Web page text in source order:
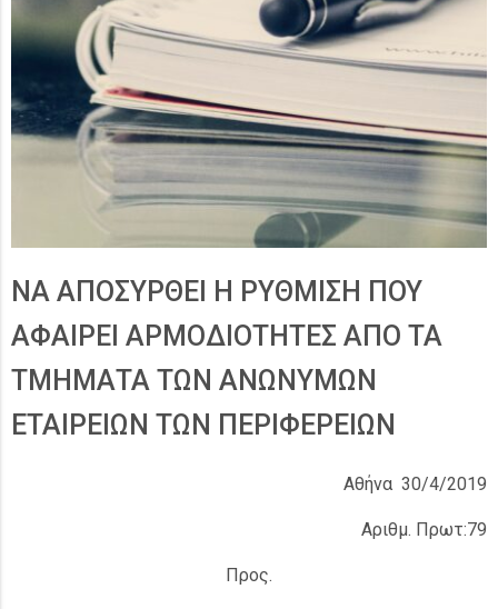
ΝΑ ΑΠΟΣΥΡΘΕΙ Η ΡΥΘΜΙΣΗ ΠΟΥ
ΑΦΑΙΡΕΙ ΑΡΜΟΔΙΟΤΗΤΕΣ ΑΠΟ ΤΑ
ΤΜΗΜΑΤΑ ΤΩΝ ΑΝΩΝΥΜΩΝ
ΕΤΑΙΡΕΙΩΝ ΤΩΝ ΠΕΡΙΦΕΡΕΙΩΝ
Αθήνα 30/4/2019
Αριθμ. Πρωτ:79
Προς.